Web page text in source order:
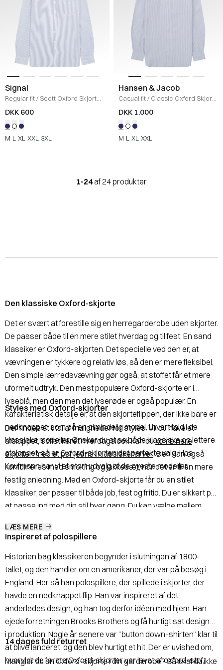
Signal
Regular fit/ Scott Oxford Skjorte
STRIBET
DKK 600
M L XL XXL 3XL
Hansen & Jacob
Casual fit/ Classic Oxford Skjorte
/BLUE/WHITE
DKK 1.000
M L XL XXL
1-24af 24 produkter
Den klassiske Oxford-skjorte
Det er svært at forestille sig en herregarderobe uden skjorter.
De passer både til en mere stilet hverdag og til fest. En sand
klassiker er Oxford-skjorten. Det specielle ved den er, at
vævningen er tykkere og relativ løs, så den er mere fleksibel.
Den simple lærredsvævning gør også, at stoffet får et mere
uformelt udtryk. Den mest populære Oxford-skjorte er i
lyseblå, men den men det lyserøde er også populær. En
karakteristisk detalje er, at den skjorteflippen, der ikke bare er
nedknappet, som på en almindelig model. I hvert fald i de
klassiske modeller. Ønsker du at se både klassiske og lettere
afslappet, så er Oxford-skjorten det perfekte valg. Hos
Kaufmann har vi et stort udvalg af de nyeste modeller.
Styles med Oxford-skjorter
Der findes et utal af muligheder for styles. Vil du have et
afslappet, sofistikeret hverdagslook kan dukombinere
skjorten med et par jeans i klassiske farver. Den kan også
kombineres med smoking og jakkesæt, når det er til en mere
festlig anledning. Med en Oxford-skjorte får du en stilet
klassiker, der passer til både job, fest og fritid. Du er sikkert på
at passe ind med din stil hver gang. Du kan vælge mellem
farver, så du kan finde den model, der passer bedst ind i din
stil og personlighed. For at toppe dit look kan du
den med klassiske manchetknapper . Du kan se vores udvalg
af manchetknapper her på webshoppen og i vores mange
butikker.
LÆS MERE
Inspireret af polospillere
Historien bag klassikeren begynder i slutningen af 1800-
tallet, og den handler om en amerikaner, der var på besøg i
England. Her så han polospillere, der spillede i skjorter, der
havde en nedknappet flip. Han var inspireret af det
anderledes design, og han tog derfor idéen med hjem. Han
ejede forretningen Brooks Brothers og få hurtigt sat designet
i produktion. Nogle år senere var ”button down-shirten” klar til
at blive lanceret, og den blev hurtigt et hit. Der er uvished om,
hvorvidt de første Oxford-skjorter var lavet af oxford-stof,
14 dages fuld returret
Mangler du en Oxford-skjorte i din garderobe? Så skal du ikke